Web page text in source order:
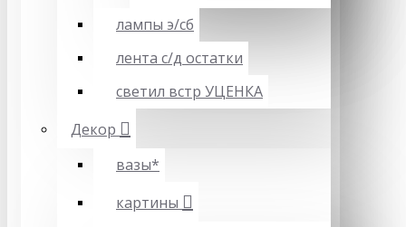
лампы э/сб
лента с/д остатки
светил встр УЦЕНКА
Декор
вазы*
картины